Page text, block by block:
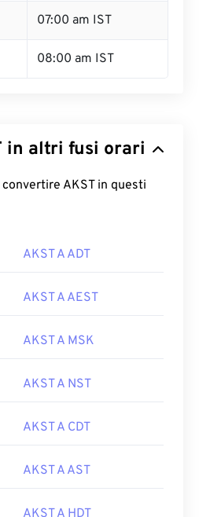
07:00 am IST
08:00 am IST
in altri fusi orari
AKST in questi
AKST A ADT
AKST A AEST
AKST A MSK
AKST A NST
AKST A CDT
AKST A AST
AKST A HDT